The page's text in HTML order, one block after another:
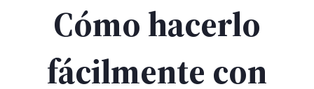
Cómo hacerlo
fácilmente con